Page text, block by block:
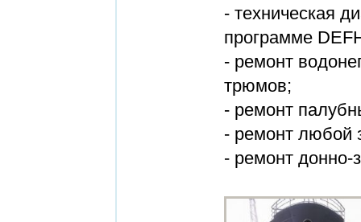
- техническая
программе
- ремонт
трюмов;
- ремонт
- ремонт любой
- ремонт донно-